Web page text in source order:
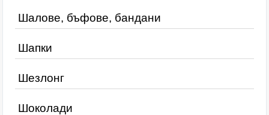
Шалове, бъфове, бандани
Шапки
Шезлонг
Шоколади